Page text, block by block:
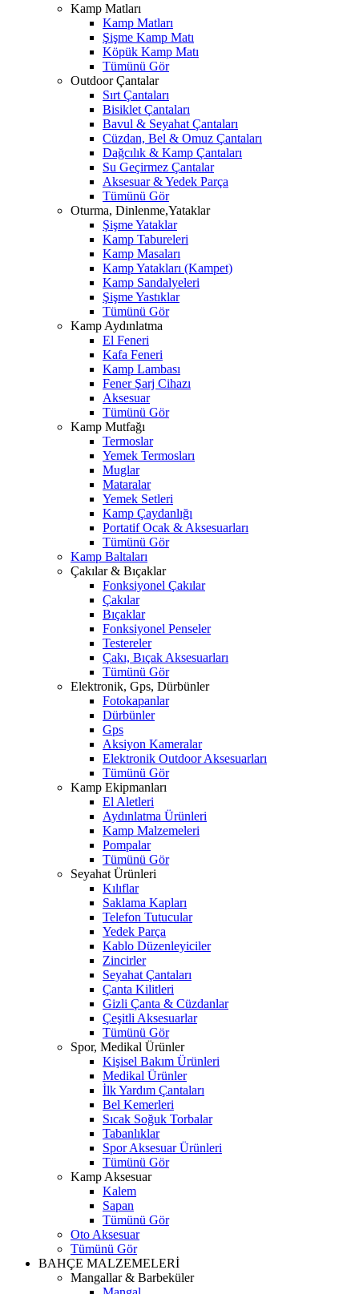
Kamp Matları
Kamp Matları
Şişme Kamp Matı
Köpük Kamp Matı
Tümünü Gör
Outdoor Çantalar
Sırt Çantaları
Bisiklet Çantaları
Bavul & Seyahat Çantaları
Cüzdan, Bel & Omuz Çantaları
Dağcılık & Kamp Çantaları
Su Geçirmez Çantalar
Aksesuar & Yedek Parça
Tümünü Gör
Oturma, Dinlenme,Yataklar
Şişme Yataklar
Kamp Tabureleri
Kamp Masaları
Kamp Yatakları (Kampet)
Kamp Sandalyeleri
Şişme Yastıklar
Tümünü Gör
Kamp Aydınlatma
El Feneri
Kafa Feneri
Kamp Lambası
Fener Şarj Cihazı
Aksesuar
Tümünü Gör
Kamp Mutfağı
Termoslar
Yemek Termosları
Muglar
Mataralar
Yemek Setleri
Kamp Çaydanlığı
Portatif Ocak & Aksesuarları
Tümünü Gör
Kamp Baltaları
Çakılar & Bıçaklar
Fonksiyonel Çakılar
Çakılar
Bıçaklar
Fonksiyonel Penseler
Testereler
Çakı, Bıçak Aksesuarları
Tümünü Gör
Elektronik, Gps, Dürbünler
Fotokapanlar
Dürbünler
Gps
Aksiyon Kameralar
Elektronik Outdoor Aksesuarları
Tümünü Gör
Kamp Ekipmanları
El Aletleri
Aydınlatma Ürünleri
Kamp Malzemeleri
Pompalar
Tümünü Gör
Seyahat Ürünleri
Kılıflar
Saklama Kapları
Telefon Tutucular
Yedek Parça
Kablo Düzenleyiciler
Zincirler
Seyahat Çantaları
Çanta Kilitleri
Gizli Çanta & Cüzdanlar
Çeşitli Aksesuarlar
Tümünü Gör
Spor, Medikal Ürünler
Kişisel Bakım Ürünleri
Medikal Ürünler
İlk Yardım Çantaları
Bel Kemerleri
Sıcak Soğuk Torbalar
Tabanlıklar
Spor Aksesuar Ürünleri
Tümünü Gör
Kamp Aksesuar
Kalem
Sapan
Tümünü Gör
Oto Aksesuar
Tümünü Gör
BAHÇE MALZEMELERİ
Mangallar & Barbeküler